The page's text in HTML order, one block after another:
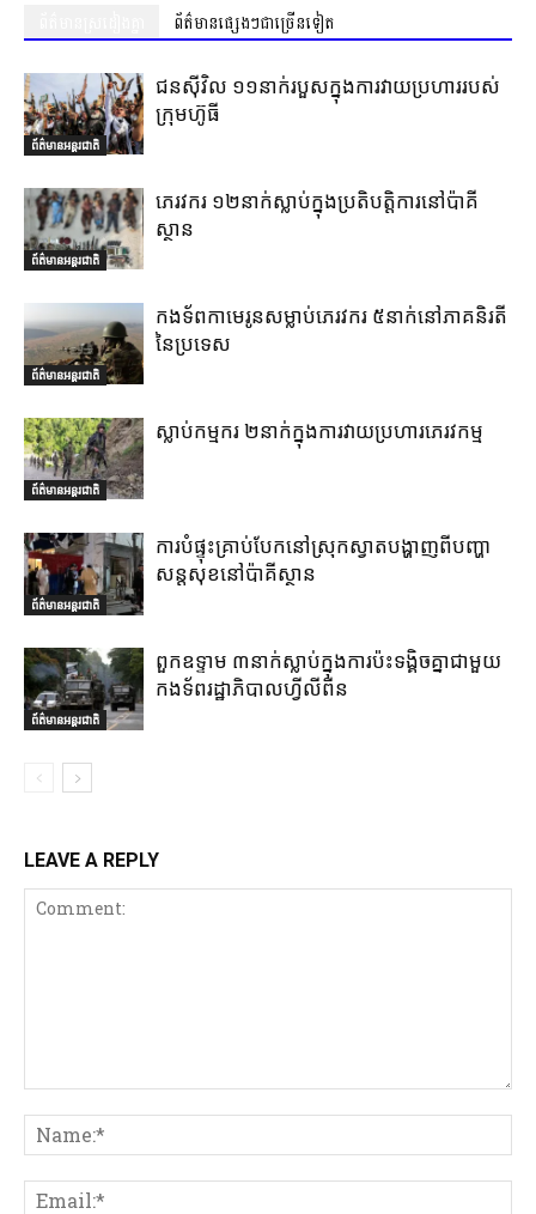
ព័ត៌មានផ្សេងៗជាច្រើនទៀត
ព័ត៌មានអន្តរជាតិ
ជនស៊ីវិល ១១នាក់របួសក្នុងការវាយប្រហាររបស់
ក្រុមហ៊ូធី
ព័ត៌មានអន្តរជាតិ
ភេរវករ ១២នាក់ស្លាប់ក្នុងប្រតិបត្តិការនៅប៉ាគី
ស្ថាន
ព័ត៌មានអន្តរជាតិ
កងទ័ពកាមេរូនសម្លាប់ភេរវករ ៥នាក់នៅភាគនិរតី
នៃប្រទេស
ព័ត៌មានអន្តរជាតិ
ស្លាប់កម្មករ ២នាក់ក្នុងការវាយប្រហារភេរវកម្ម
ព័ត៌មានអន្តរជាតិ
ការបំផ្ទុះគ្រាប់បែកនៅស្រុកស្វាតបង្ហាញពីបញ្ហា
សន្តសុខនៅប៉ាគីស្ថាន
ព័ត៌មានអន្តរជាតិ
ពួកឧទ្ទាម ៣នាក់ស្លាប់ក្នុងការប៉ះទង្គិចគ្នាជាមួយ
កងទ័ពរដ្ឋាភិបាលហ្វីលីពីន
LEAVE A REPLY